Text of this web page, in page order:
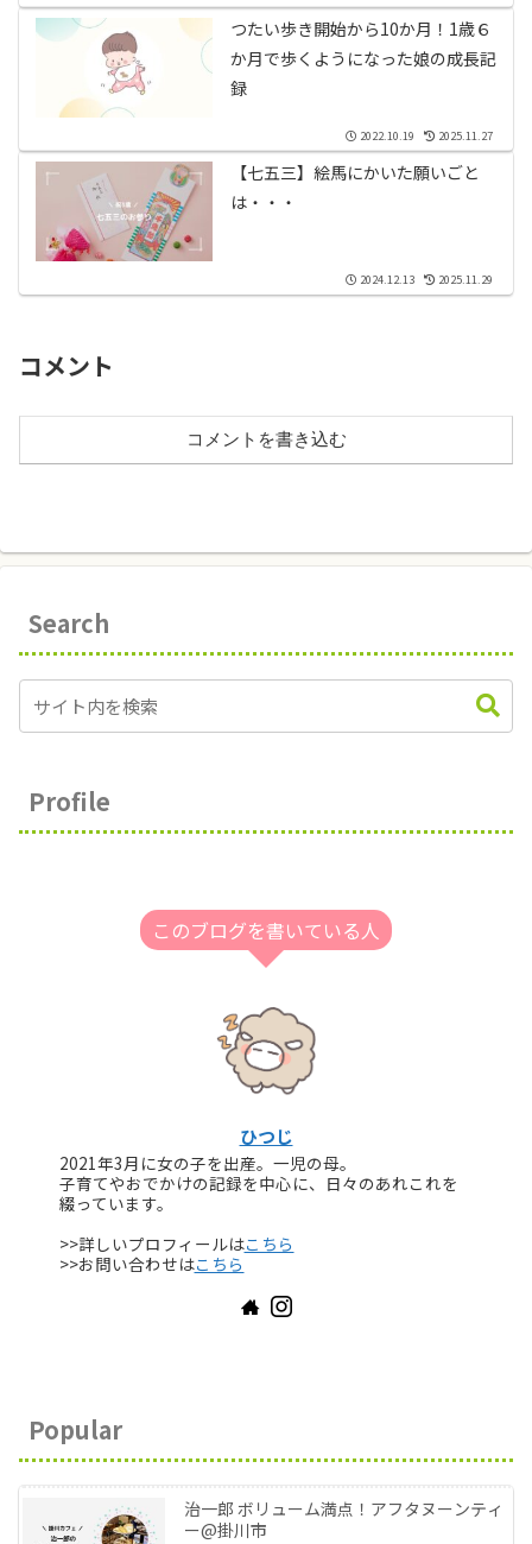
つたい歩き開始から10か月！1歳６
か月で歩くようになった娘の成長記
録
2022.10.19 2025.11.27
【七五三】絵馬にかいた願いごと
は・・・
2024.12.13 2025.11.29
コメント
コメントを書き込む
Search
Profile
このブログを書いている人
ひつじ
2021年3月に女の子を出産。一児の母。
子育てやおでかけの記録を中心に、日々のあれこれを
綴っています。
>>詳しいプロフィールはこちら
>>お問い合わせはこちら
Popular
治一郎 ボリューム満点！アフタヌーンティ
ー@掛川市